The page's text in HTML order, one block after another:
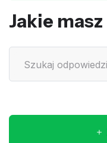
Jakie masz